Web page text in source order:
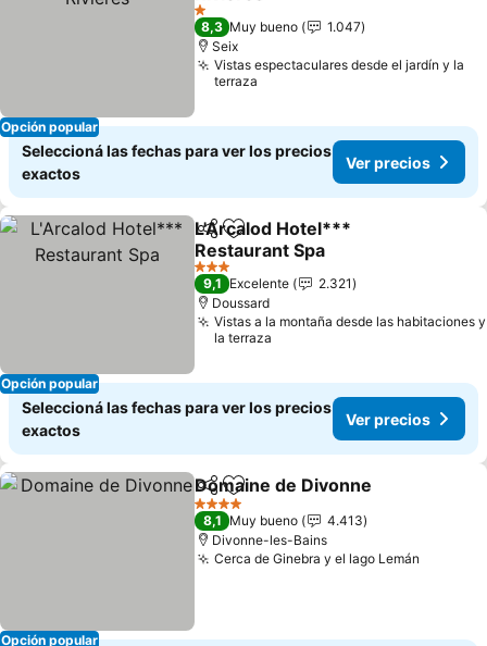
Opción popular
Ver precios
1 Estrellas
8,3 Muy bueno
1.047
Seix
Vistas espectaculares desde el jardín y la
terraza
Seleccioná las fechas para ver los precios
exactos
Ver precios
Opción popular
CompartirAñadir a favoritos
L'Arcalod Hotel***
Restaurant Spa
Ver precios
3 Estrellas
9,1 Excelente
2.321
Doussard
Vistas a la montaña desde las habitaciones y
la terraza
Seleccioná las fechas para ver los precios
exactos
Ver precios
Opción popular
CompartirAñadir a favoritos
Domaine de Divonne
4 Estrellas
8,1 Muy bueno
4.413
Divonne-les-Bains
Cerca de Ginebra y el lago Lemán